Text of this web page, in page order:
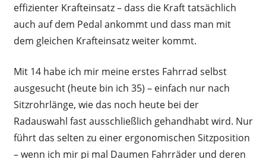
effizienter Krafteinsatz – dass die Kraft tatsächlich
auch auf dem Pedal ankommt und dass man mit
dem gleichen Krafteinsatz weiter kommt.
Mit 14 habe ich mir meine erstes Fahrrad selbst
ausgesucht (heute bin ich 35) – einfach nur nach
Sitzrohrlänge, wie das noch heute bei der
Radauswahl fast ausschließlich gehandhabt wird. Nur
führt das selten zu einer ergonomischen Sitzposition
– wenn ich mir pi mal Daumen Fahrräder und deren